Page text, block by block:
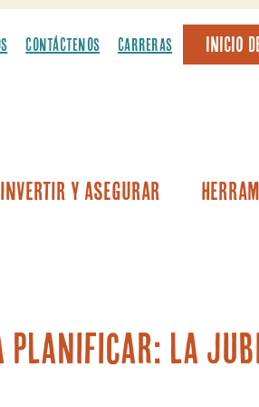
CONTÁCTENOS CARRERAS INICIO
Invertir Y Asegurar
planificar: la